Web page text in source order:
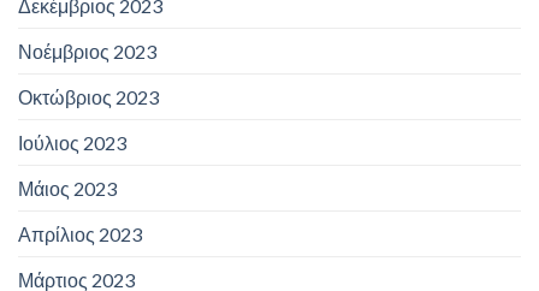
Δεκέμβριος 2023
Νοέμβριος 2023
Οκτώβριος 2023
Ιούλιος 2023
Μάιος 2023
Απρίλιος 2023
Μάρτιος 2023